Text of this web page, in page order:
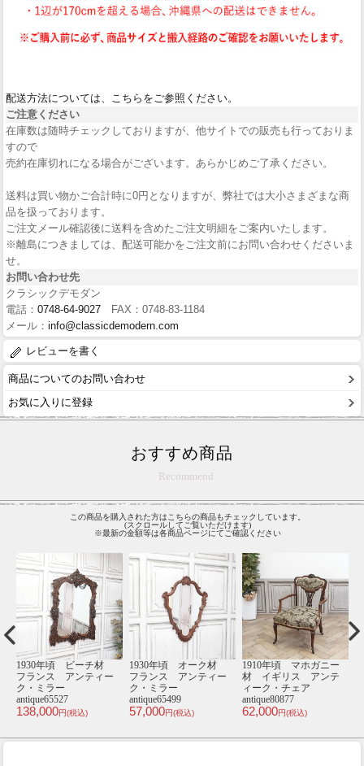
配送方法については、こちらをご参照ください。
ご注意ください
在庫数は随時チェックしておりますが、他サイトでの販売も行っておりま
すので
売約在庫切れになる場合がございます。あらかじめご了承ください。
送料は買い物かご合計時に0円となりますが、弊社では大小さまざまな商
品を扱っております。
ご注文メール確認後に送料を含めたご注文明細をご案内いたします。
※離島につきましては、配送可能かをご注文前にお問い合わせくださいま
せ。
お問い合わせ先
クラシックデモダン
電話： 0748-64-9027 FAX：0748-83-1184
メール： info@classicdemodern.com
レビューを書く
商品についてのお問い合わせ
お気に入りに登録
おすすめ商品
Recommend
この商品を購入された方はこちらの商品もチェックしています。
(スクロールしてご覧いただけます)
※最新の金額等は各商品ページにてご確認ください
シングルチェア･アンテ
ィークテイスト TB3-
10P58B
49,800円(税込)
1920年頃 オーク材
イギリス アンティー
ク・ワードローブ
antique81140
235,000円(税込)
1910年頃 マホガニー
材 イギリス アンテ
ィーク・チェア
antique80555a
49,000円(税込)